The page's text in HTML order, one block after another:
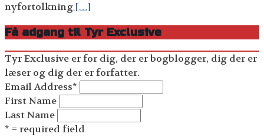
nyfortolkning […]
Få adgang til Tyr Exclusive
Tyr Exclusive er for dig, der er bogblogger, dig der er
læser og dig der er forfatter.
Email Address*
First Name
Last Name
* = required field